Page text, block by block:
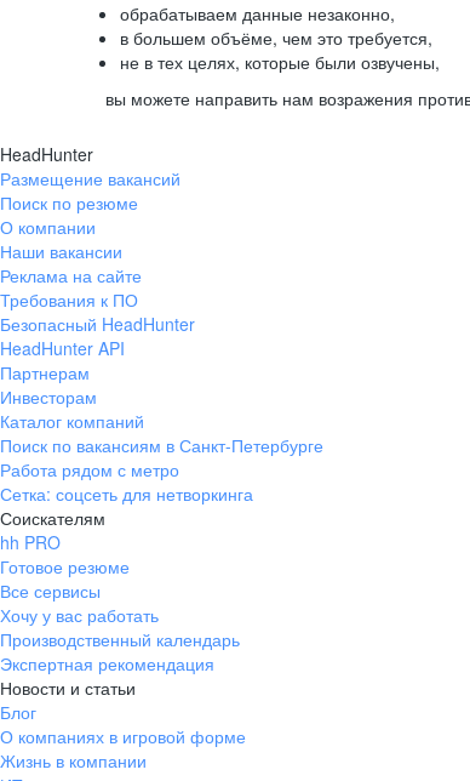
обрабатываем данные незаконно,
в большем объёме, чем это требуется,
не в тех целях, которые были озвучены,
вы можете направить нам возражения
HeadHunter
Размещение вакансий
Поиск по резюме
О компании
Наши вакансии
Реклама на сайте
Требования к ПО
Безопасный HeadHunter
HeadHunter API
Партнерам
Инвесторам
Каталог компаний
Поиск по вакансиям в Санкт-Петербурге
Работа рядом с метро
Сетка: соцсеть для нетворкинга
Соискателям
hh PRO
Готовое резюме
Все сервисы
Хочу у вас работать
Производственный календарь
Экспертная рекомендация
Новости и статьи
Блог
О компаниях в игровой форме
Жизнь в компании